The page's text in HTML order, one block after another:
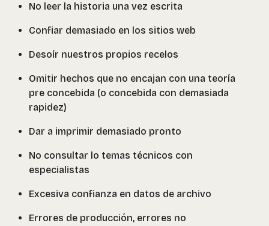
No leer la historia una vez escrita
Confiar demasiado en los sitios web
Desoír nuestros propios recelos
Omitir hechos que no encajan con una teoría
pre concebida (o concebida con demasiada
rapidez)
Dar a imprimir demasiado pronto
No consultar lo temas técnicos con
especialistas
Excesiva confianza en datos de archivo
Errores de producción, errores no